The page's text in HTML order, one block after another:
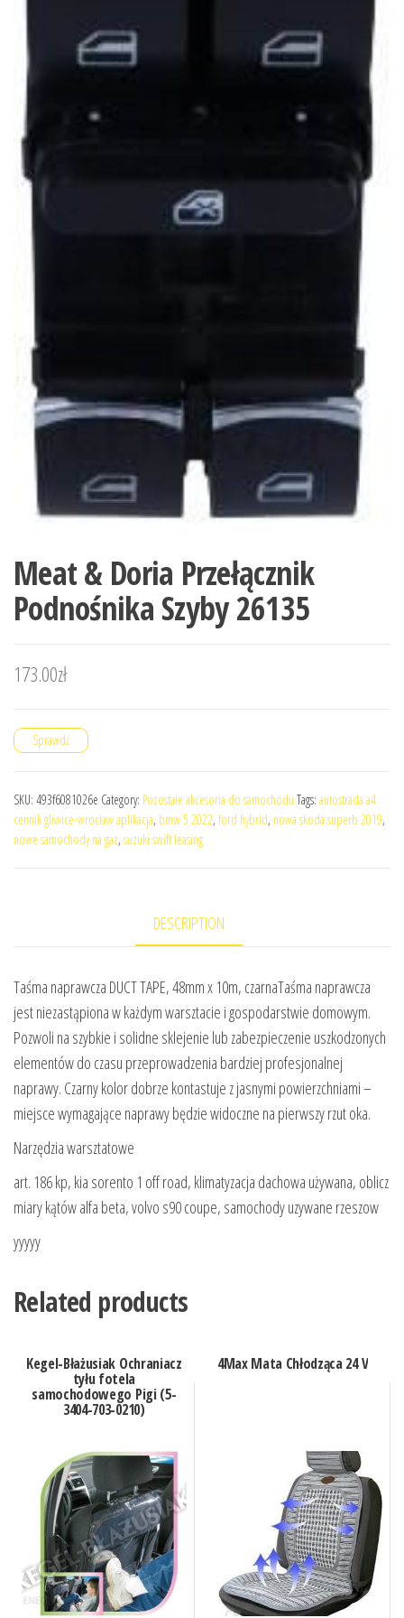
Meat & Doria Przełącznik
Podnośnika Szyby 26135
173.00zł
Sprawdź
SKU: 493f6081026e Category: Pozostałe akcesoria do samochodu Tags: autostrada a4
cennik gliwice-wrocław aplikacja, bmw 5 2022, ford hybrid, nowa skoda superb 2019,
nowe samochody na gaz, suzuki swift leasing
DESCRIPTION
Taśma naprawcza DUCT TAPE, 48mm x 10m, czarnaTaśma naprawcza
jest niezastąpiona w każdym warsztacie i gospodarstwie domowym.
Pozwoli na szybkie i solidne sklejenie lub zabezpieczenie uszkodzonych
elementów do czasu przeprowadzenia bardziej profesjonalnej
naprawy. Czarny kolor dobrze kontastuje z jasnymi powierzchniami –
miejsce wymagające naprawy będzie widoczne na pierwszy rzut oka.
Narzędzia warsztatowe
art. 186 kp, kia sorento 1 off road, klimatyzacja dachowa używana, oblicz
miary kątów alfa beta, volvo s90 coupe, samochody uzywane rzeszow
yyyyy
Related products
Kegel-Błażusiak Ochraniacz
tyłu fotela
samochodowego Pigi (5-
3404-703-0210)
4Max Mata Chłodząca 24 V